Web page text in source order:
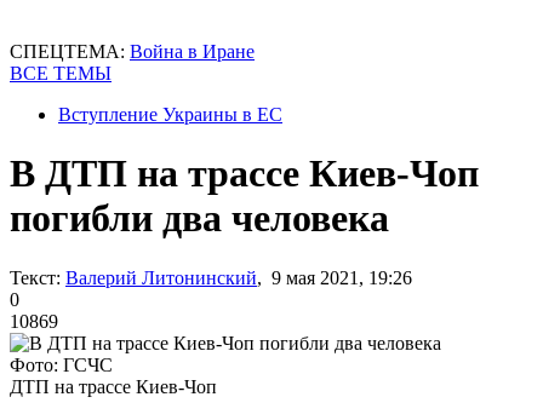
СПЕЦТЕМА: Война в Иране
ВСЕ ТЕМЫ
Вступление Украины в ЕС
В ДТП на трассе Киев-Чоп
погибли два человека
Текст: Валерий Литонинский, 9 мая 2021, 19:26
0
10869
Фото: ГСЧС
ДТП на трассе Киев-Чоп